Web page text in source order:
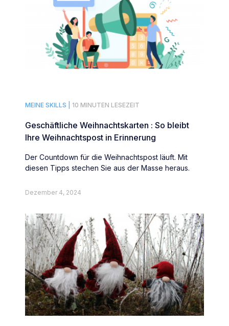
MEINE SKILLS | 10 MINUTEN LESEZEIT
Geschäftliche Weihnachtskarten : So bleibt
Ihre Weihnachtspost in Erinnerung
Der Countdown für die Weihnachtspost läuft. Mit
diesen Tipps stechen Sie aus der Masse heraus.
Dezember 4, 2024